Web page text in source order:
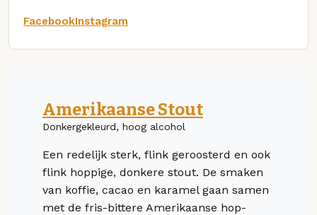
FacebookInstagram
Amerikaanse Stout
Donkergekleurd, hoog alcohol
Een redelijk sterk, flink geroosterd en ook
flink hoppige, donkere stout. De smaken
van koffie, cacao en karamel gaan samen
met de fris-bittere Amerikaanse hop-